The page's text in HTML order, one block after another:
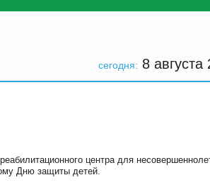
сегодня: 8 августа
центра для
Дню защиты детей.